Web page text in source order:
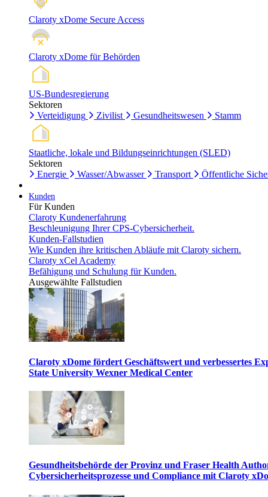
Claroty xDome Secure Access
Claroty xDome für Behörden
US-Bundesregierung
Sektoren
Verteidigung
Zivilist Gesundheitswesen Stamm
Staatliche, lokale und Bildungseinrichtungen (SLED)
Sektoren
Energie
Wasser/Abwasser Transport Öffentliche
Kunden
Für Kunden
Claroty Kundenerfahrung
Beschleunigung Ihrer CPS-Cybersicherheit.
Kunden-Fallstudien
Wie Kunden ihre kritischen Abläufe mit Claroty sichern.
Claroty xCel Academy
Befähigung und Schulung für Kunden.
Ausgewählte Fallstudien
Claroty xDome fördert Geschäftswert und verbessertes
State University Wexner Medical Center
Gesundheitsbehörde der Provinz und Fraser Health
Cybersicherheitsprozesse und Compliance mit Claroty